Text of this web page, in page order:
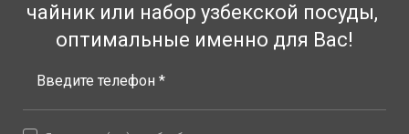
чайник или набор узбекской посуды,
оптимальные именно для Вас!
Введите телефон *